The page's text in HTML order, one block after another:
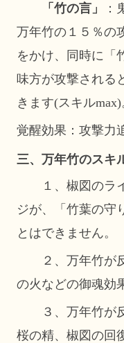
「竹の言」
：
万年竹の１５％の
をかけ、同時に「
味方が攻撃される
きます(スキルmax)
覚醒効果：攻撃力
三、万年竹のスキ
１、椒図のライ
ジが、「竹葉の守
とはできません。
２、万年竹が反
の火などの御魂効
３、万年竹が反
桜の精、椒図の回